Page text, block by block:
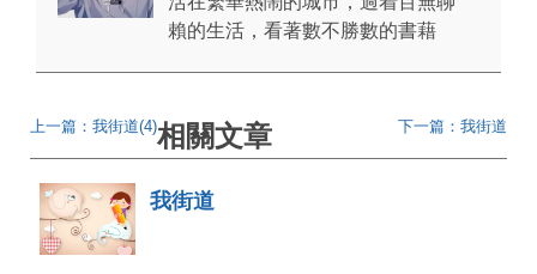
賴的生活，看著數不勝數的書藉
上一篇：我街道(4) 下一篇：我街道
相關文章
我街道